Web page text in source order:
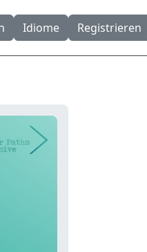
Idiome Registrieren